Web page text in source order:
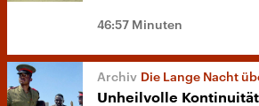
46:57 Minuten
Die Lange Nacht über
Unheilvolle